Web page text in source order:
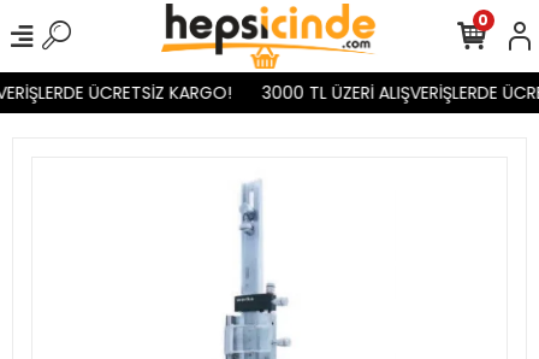
ÜCRETSİZ KARGO! 3000 TL ÜZERİ ALIŞVERİŞLERDE
0